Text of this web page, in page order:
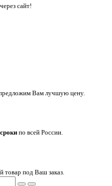
сайт!
Вам лучшую цену.
по всей России.
товар под Ваш заказ.